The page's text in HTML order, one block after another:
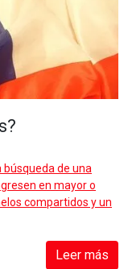
de una
en mayor o
compartidos y un
Leer más